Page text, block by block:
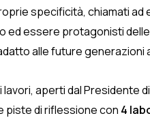
specificità, chiamati
ed essere protagonisti
alle future generazioni
lavori, aperti dal Presidente
piste di riflessione con 4